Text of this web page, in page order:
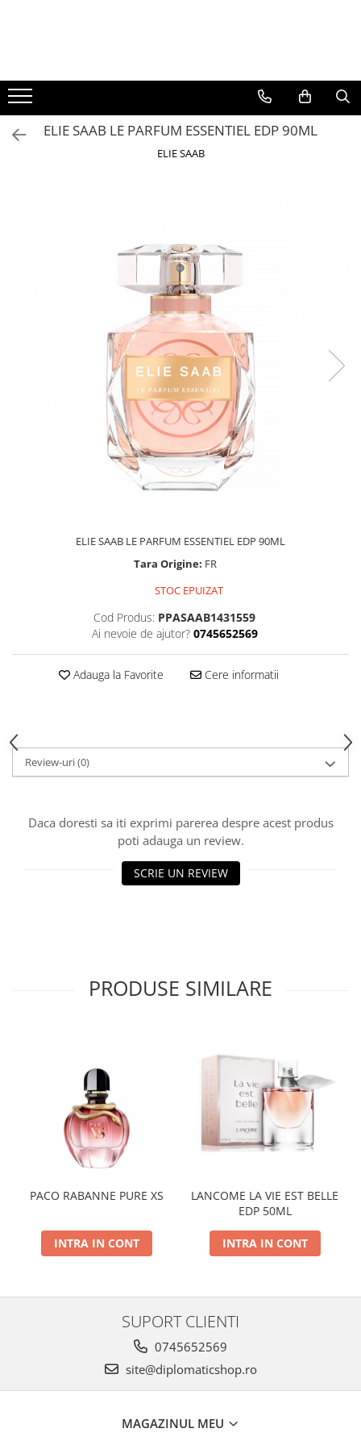
BERE
CAFEA
DEODORANTE
PARFUMURI
ELIE SAAB LE PARFUM ESSENTIEL EDP 90ML
ELIE SAAB
ELIE SAAB LE PARFUM ESSENTIEL EDP 90ML
Tara Origine: FR
STOC EPUIZAT
Cod Produs: PPASAAB1431559
Ai nevoie de ajutor? 0745652569
Adauga la Favorite Cere informatii
Review-uri(0)
Daca doresti sa iti exprimi parerea despre acest produs
poti adauga un review.
SCRIE UN REVIEW
PRODUSE SIMILARE
PACO RABANNE PURE XS
INTRA IN CONT
LANCOME LA VIE EST BELLE
EDP 50ML
INTRA IN CONT
SUPORT CLIENTI
0745652569
site@diplomaticshop.ro
MAGAZINUL MEU